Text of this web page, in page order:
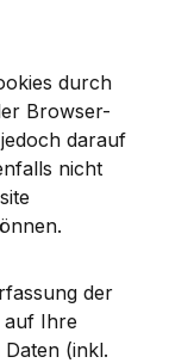
durch
Browser-
darauf
nicht
der
auf Ihre
(inkl.